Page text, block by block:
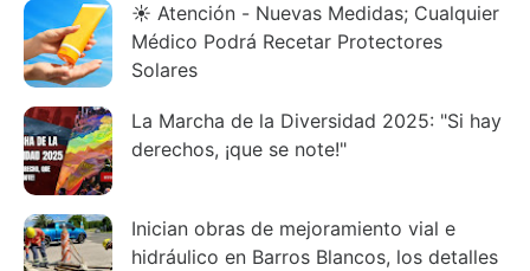
☀️ Atención - Nuevas Medidas; Cualquier
Médico Podrá Recetar Protectores
Solares
La Marcha de la Diversidad 2025: "Si hay
derechos, ¡que se note!"
Inician obras de mejoramiento vial e
hidráulico en Barros Blancos, los detalles